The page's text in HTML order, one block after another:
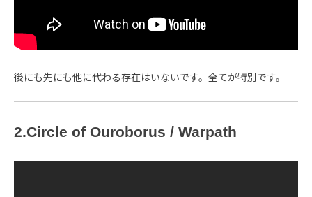
後にも先にも他に代わる存在はいないです。全てが特別です。
2.Circle of Ouroborus / Warpath